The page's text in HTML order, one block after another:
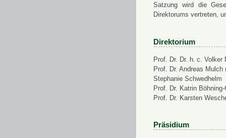
Satzung wird die
Direktorums vertreten,
Direktorium
Prof. Dr. Dr. h. c. Volker
Prof. Dr. Andreas
Stephanie Schwedhelm
Prof. Dr. Katrin
Prof. Dr. Karsten
Präsidium